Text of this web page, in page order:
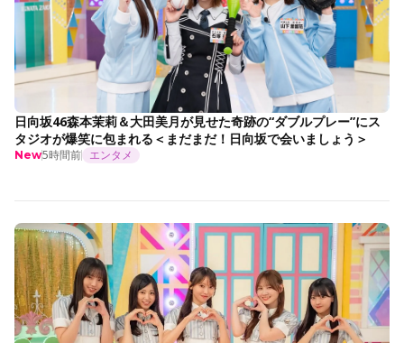
日向坂46森本茉莉＆大田美月が見せた奇跡の“ダブルプレー”にス
タジオが爆笑に包まれる＜まだまだ！日向坂で会いましょう＞
New5時間前 エンタメ